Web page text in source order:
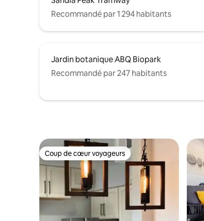
Recommandé par 1 294 habitants
Jardin botanique ABQ Biopark
Recommandé par 247 habitants
Coup de cœur voyageurs
Coup de cœur voyageurs